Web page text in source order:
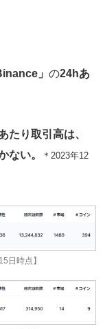
」 の24hあ
たり取引高は、
ない。
＊2023年12
日時点】